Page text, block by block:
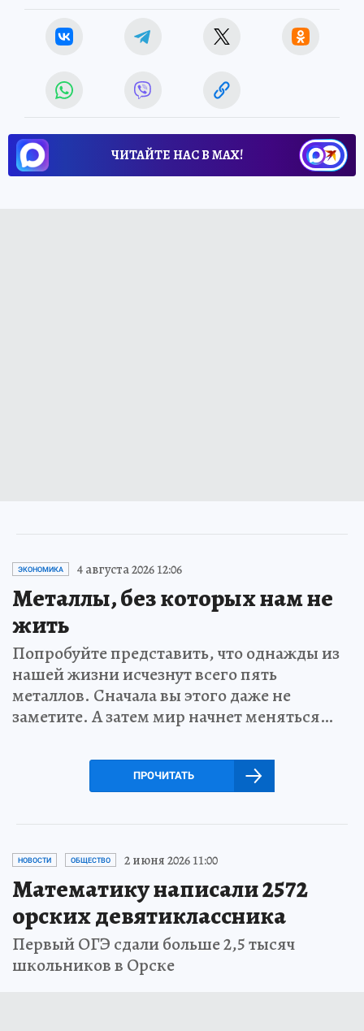
ЧИТАЙТЕ НАС В МАХ!
ЭКОНОМИКА 4 августа 2026 12:06
Металлы, без которых нам не
жить
Попробуйте представить, что однажды из
нашей жизни исчезнут всего пять
металлов. Сначала вы этого даже не
заметите. А затем мир начнет меняться…
ПРОЧИТАТЬ
НОВОСТИ ОБЩЕСТВО 2 июня 2026 11:00
Математику написали 2572
орских девятиклассника
Первый ОГЭ сдали больше 2,5 тысяч
школьников в Орске